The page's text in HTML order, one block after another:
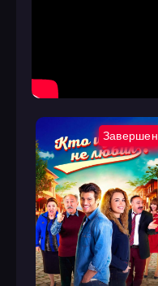
Завершен